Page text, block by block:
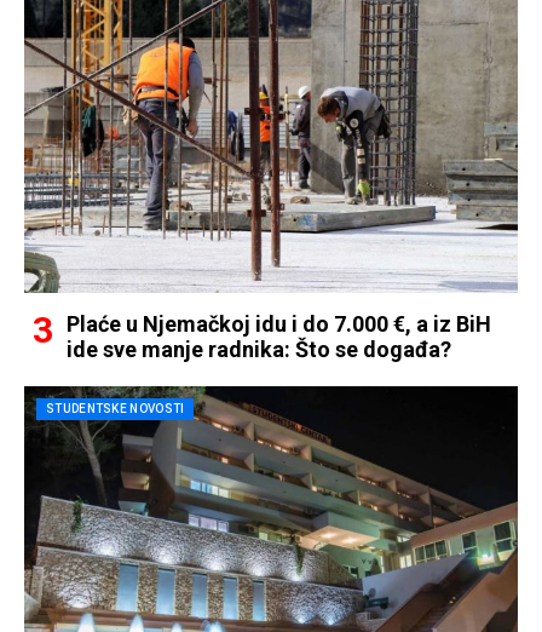
Plaće u Njemačkoj idu i do 7.000 €, a iz BiH
ide sve manje radnika: Što se događa?
STUDENTSKE NOVOSTI